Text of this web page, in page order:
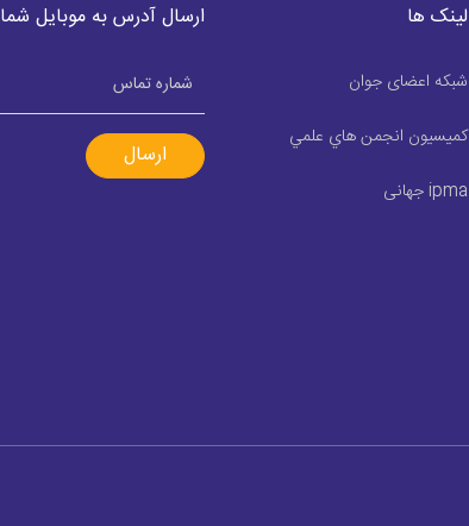
لینک ها
شبکه اعضای جوان
كميسيون انجمن هاي علمي
ipma جهانی
ارسال آدرس به موبایل شما
ارسال